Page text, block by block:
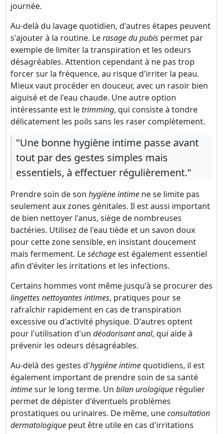
journée.
Au-delà du lavage quotidien, d'autres étapes peuvent
s'ajouter à la routine. Lerasage du pubis permet par
exemple de limiter la transpiration et les odeurs
désagréables. Attention cependant à ne pas trop
forcer sur la fréquence, au risque d'irriter la peau.
Mieux vaut procéder en douceur, avec un rasoir bien
aiguisé et de l'eau chaude. Une autre option
intéressante est letrimming, qui consiste à tondre
délicatement les poils sans les raser complètement.
"Une bonne hygiène intime passe avant
tout par des gestes simples mais
essentiels, à effectuer régulièrement."
Prendre soin de son hygiène intime ne se limite pas
seulement aux zones génitales. Il est aussi important
de bien nettoyer l'anus, siège de nombreuses
bactéries. Utilisez de l'eau tiède et un savon doux
pour cette zone sensible, en insistant doucement
mais fermement. Leséchage est également essentiel
afin d'éviter les irritations et les infections.
Certains hommes vont même jusqu'à se procurer des
lingettes nettoyantes intimes, pratiques pour se
rafraîchir rapidement en cas de transpiration
excessive ou d'activité physique. D'autres optent
pour l'utilisation d'un déodorisant anal, qui aide à
prévenir les odeurs désagréables.
Au-delà des gestes d'hygiène intimequotidiens, il est
également important de prendre soin de sa santé
intimesur le long terme. Un bilan urologique régulier
permet de dépister d'éventuels problèmes
prostatiques ou urinaires. De même, uneconsultation
dermatologique peut être utile en cas d'irritations